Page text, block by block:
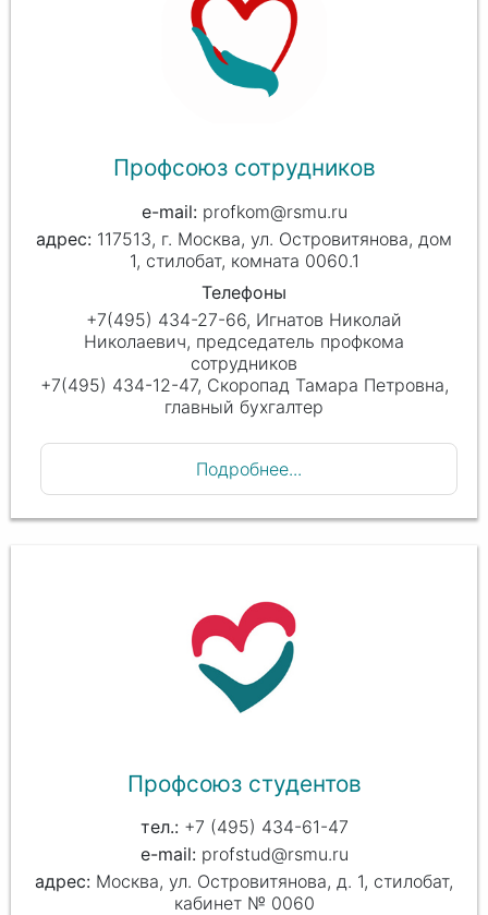
Профсоюз сотрудников
profkom@rsmu.ru
117513, г. Москва, ул. Островитянова, дом
1, стилобат, комната 0060.1
Телефоны
+7(495) 434-27-66, Игнатов Николай
Николаевич, председатель профкома
сотрудников
+7(495) 434-12-47, Скоропад Тамара Петровна,
главный бухгалтер
Подробнее...
Профсоюз студентов
+7 (495) 434-61-47
profstud@rsmu.ru
Москва, ул. Островитянова, д. 1, стилобат,
кабинет № 0060